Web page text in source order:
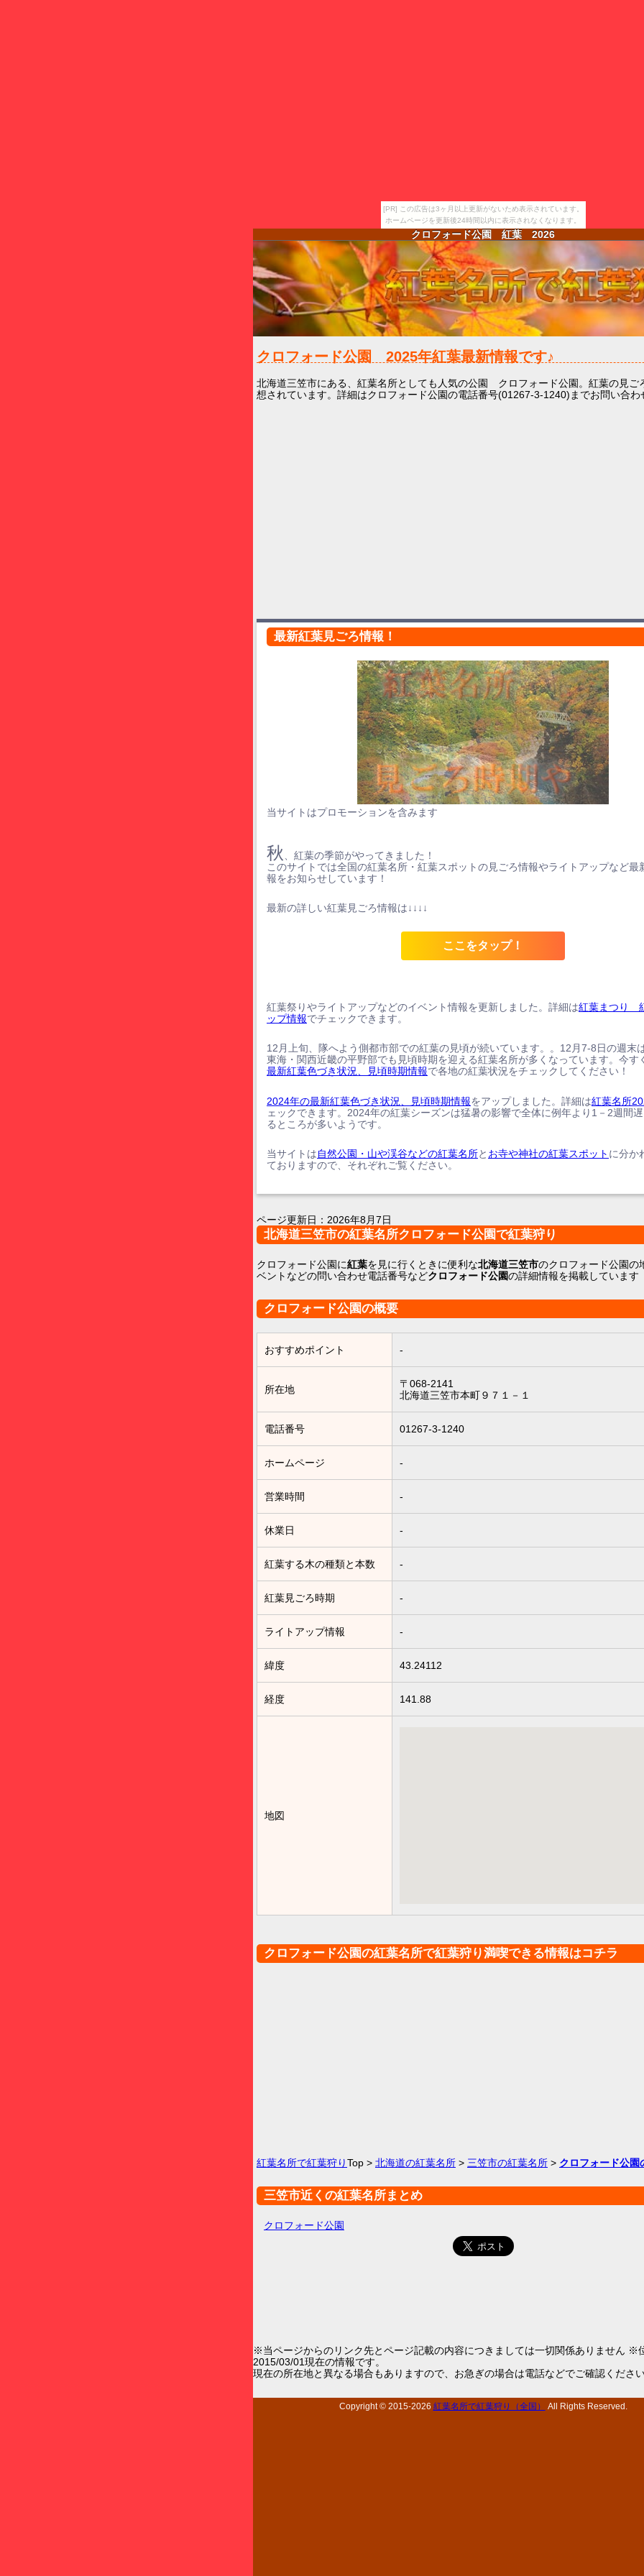
[PR] この広告は3ヶ月以上更新がないため表示されています。
ホームページを更新後24時間以内に表示されなくなります。
クロフォード公園 紅葉 2026
クロフォード公園 2025年紅葉最新情報です♪
北海道三笠市にある、紅葉名所としても人気の公園 クロフォード公園。紅葉の見ご
想されています。詳細はクロフォード公園の電話番号(01267-3-1240)までお問い合わ
最新紅葉見ごろ情報！
当サイトはプロモーションを含みます
秋
、紅葉の季節がやってきました！
このサイトでは全国の紅葉名所・紅葉スポットの見ごろ情報やライトアップなど最
報をお知らせしています！
最新の詳しい紅葉見ごろ情報は↓↓↓↓
ここをタップ！
紅葉祭りやライトアップなどのイベント情報を更新しました。詳細は紅葉まつり
ップ情報でチェックできます。
12月上旬、隊へよう側都市部での紅葉の見頃が続いています。。12月7-8日の週末
東海・関西近畿の平野部でも見頃時期を迎える紅葉名所が多くなっています。今す
最新紅葉色づき状況、見頃時期情報で各地の紅葉状況をチェックしてください！
2024年の最新紅葉色づき状況、見頃時期情報をアップしました。詳細は紅葉名所
ェックできます。2024年の紅葉シーズンは猛暑の影響で全体に例年より1－2週間
るところが多いようです。
当サイトは自然公園・山や渓谷などの紅葉名所と お寺や神社の紅葉スポット に分か
ておりますので、それぞれご覧ください。
ページ更新日： 2026年8月7日
北海道三笠市の紅葉名所クロフォード公園で紅葉狩り
クロフォード公園に紅葉を見に行くときに便利な北海道三笠市のクロフォード公園の
ベントなどの問い合わせ電話番号などクロフォード公園の詳細情報を掲載しています
クロフォード公園の概要
おすすめポイント -
所在地
〒068-2141
北海道三笠市本町９７１－１
電話番号 01267-3-1240
ホームページ -
営業時間 -
休業日 -
紅葉する木の種類と本数 -
紅葉見ごろ時期 -
ライトアップ情報 -
緯度 43.24112
経度 141.88
地図
クロフォード公園の紅葉名所で紅葉狩り満喫できる情報はコチラ
紅葉名所で紅葉狩りTop > 北海道の紅葉名所 > 三笠市の紅葉名所 > クロフォード公園
三笠市近くの紅葉名所まとめ
クロフォード公園
※当ページからのリンク先とページ記載の内容につきましては一切関係ありません ※
2015/03/01現在の情報です。
現在の所在地と異なる場合もありますので、お急ぎの場合は電話などでご確認ください
Copyright © 2015-2026 紅葉名所で紅葉狩り（全国） All Rights Reserved.